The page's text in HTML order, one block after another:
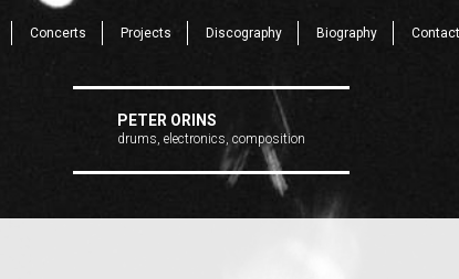
Concerts Projects Discography Biography Contact
PETER ORINS
drums, electronics, composition